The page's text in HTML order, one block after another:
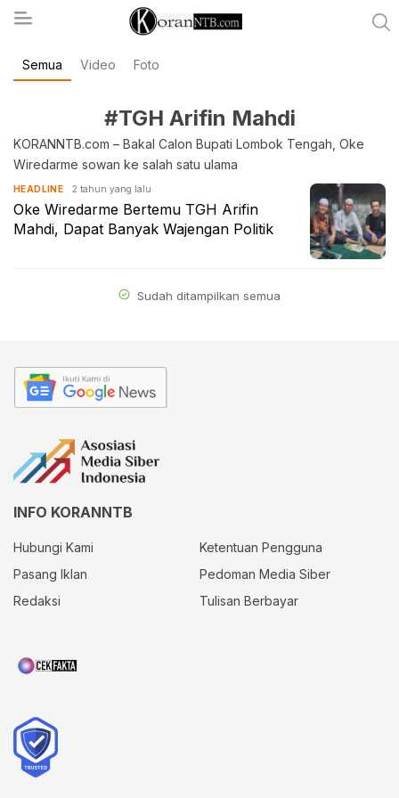
koranntb.com
Semua Video Foto
#TGH Arifin Mahdi
KORANNTB.com – Bakal Calon Bupati Lombok Tengah, Oke
Wiredarme sowan ke salah satu ulama
HEADLINE 2 tahun yang lalu
Oke Wiredarme Bertemu TGH Arifin
Mahdi, Dapat Banyak Wajengan Politik
Sudah ditampilkan semua
INFO KORANNTB
Hubungi Kami
Ketentuan Pengguna
Pasang Iklan
Pedoman Media Siber
Redaksi
Tulisan Berbayar